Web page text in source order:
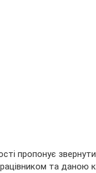
пропонує
та даною